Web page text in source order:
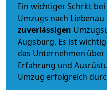
Ein wichtiger Schritt
Umzugs nach
zuverlässigen
Augsburg. Es ist
das Unternehmen
Erfahrung und
Umzug erfolgreich